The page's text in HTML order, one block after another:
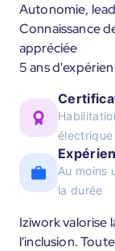
Autonomie,
Connaissance
appréciée
5 ans
électrique
Au moins
la durée
Iziwork valorise
l'inclusion.